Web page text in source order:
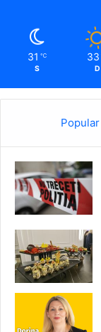
31 ℃
S
33
D
Popular